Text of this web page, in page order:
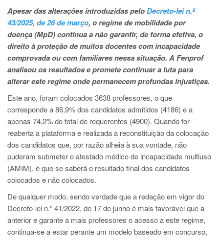
Apesar das alterações introduzidas peloDecreto-lei n.º
43/2025, de 26 de março, o regime de mobilidade por
doença (MpD) continua a não garantir, de forma efetiva, o
direito à proteção de muitos docentes com incapacidade
comprovada ou com familiares nessa situação. A Fenprof
analisou os resultados e promete continuar a luta para
alterar este regime onde permanecem profundas injustiças.
Este ano, foram colocados 3638 professores, o que
corresponde a 86,9% dos candidatos admitidos (4186) e a
apenas 74,2% do total de requerentes (4900). Quando for
reaberta a plataforma e realizada a reconstituição da colocação
dos candidatos que, por razão alheia à sua vontade, não
puderam submeter o atestado médico de incapacidade multiuso
(AMIM), é que se saberá o resultado final dos candidatos
colocados e não colocados.
De qualquer modo, sendo verdade que a redação em vigor do
Decreto-lei n.º 41/2022, de 17 de junho é mais favorável que a
anterior e garante a mais professores o acesso a este regime,
continua-se a estar perante um modelo baseado em concurso,